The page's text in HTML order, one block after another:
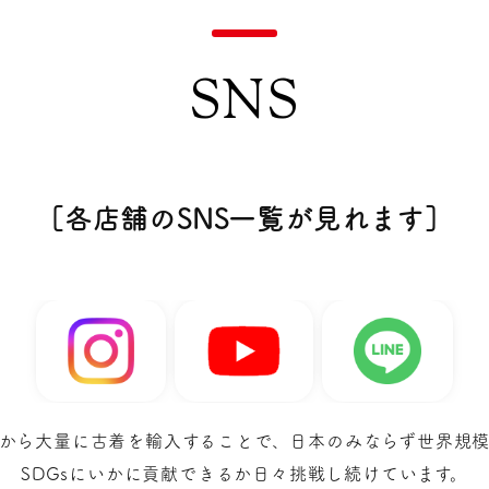
SNS
［各店舗のSNS一覧が見れます］
ら大量に古着を輸入することで、日本のみならず世界規
SDGsにいかに貢献できるか日々挑戦し続けています。